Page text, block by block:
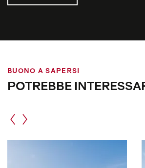
BUONO A SAPERSI
POTREBBE